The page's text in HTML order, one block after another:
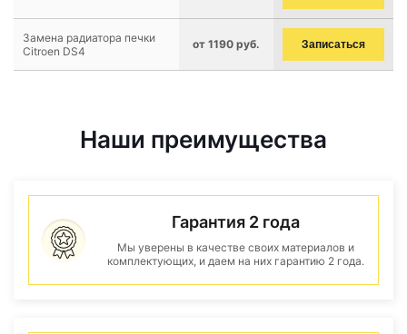
Замена радиатора печки
Citroen DS4
от 1190 руб. Записаться
Наши преимущества
Гарантия 2 года
Мы уверены в качестве своих материалов и
комплектующих, и даем на них гарантию 2 года.